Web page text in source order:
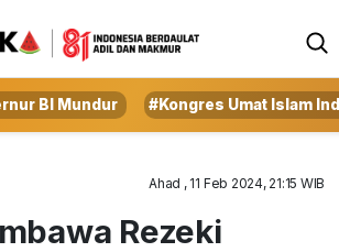
BI Mundur #Kongres Umat Islam
Ahad , 11 Feb 2024, 21:15 WIB
Rezeki